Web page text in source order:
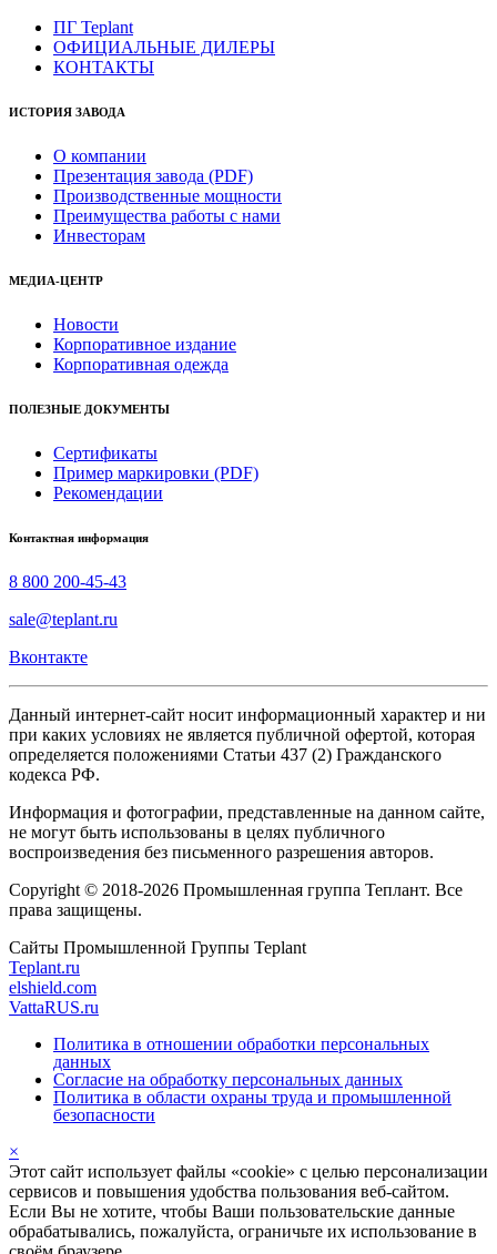
ПГ Teplant
ОФИЦИАЛЬНЫЕ ДИЛЕРЫ
КОНТАКТЫ
ИСТОРИЯ ЗАВОДА
О компании
Презентация завода (PDF)
Производственные мощности
Преимущества работы с нами
Инвесторам
МЕДИА-ЦЕНТР
Новости
Корпоративное издание
Корпоративная одежда
ПОЛЕЗНЫЕ ДОКУМЕНТЫ
Сертификаты
Пример маркировки (PDF)
Рекомендации
Контактная информация
8 800 200-45-43
sale@teplant.ru
Вконтакте
Данный интернет-сайт носит информационный характер и ни
при каких условиях не является публичной офертой, которая
определяется положениями Статьи 437 (2) Гражданского
кодекса РФ.
Информация и фотографии, представленные на данном сайте,
не могут быть использованы в целях публичного
воспроизведения без письменного разрешения авторов.
Copyright © 2018-2026 Промышленная группа Теплант. Все
права защищены.
Сайты Промышленной Группы Teplant
Teplant.ru
elshield.com
VattaRUS.ru
Политика в отношении обработки персональных
данных
Согласие на обработку персональных данных
Политика в области охраны труда и промышленной
безопасности
×
Этот сайт использует файлы «cookie» с целью персонализации
сервисов и повышения удобства пользования веб-сайтом.
Если Вы не хотите, чтобы Ваши пользовательские данные
обрабатывались, пожалуйста, ограничьте их использование в